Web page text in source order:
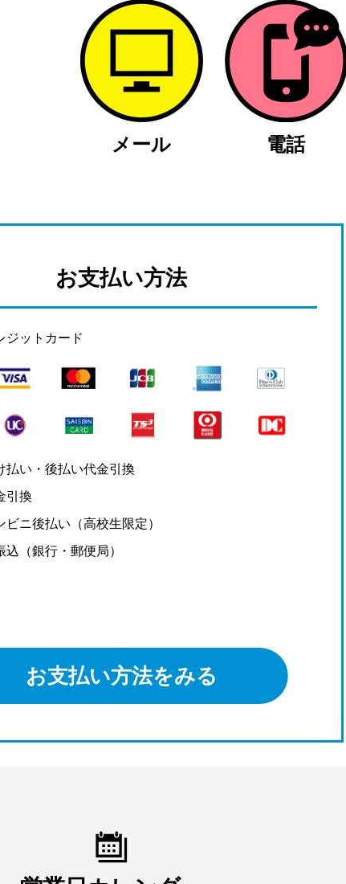
メール 電話
お支払い方法
ットカード
い・後払い代金引換
引換
ニ後払い（高校生限定）
（銀行・郵便局）
お支払い方法をみる